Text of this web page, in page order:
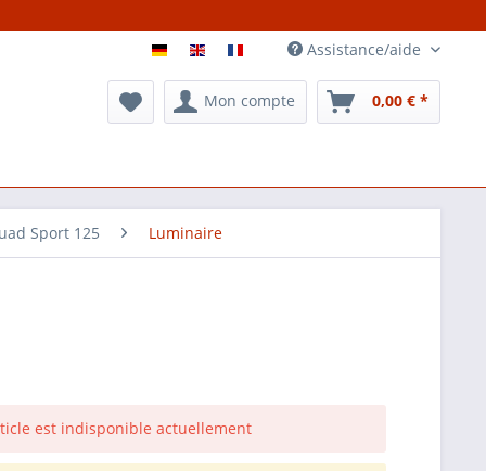
Assistance/aide
Mon compte 0,00 € *
Sport 125 Luminaire
est indisponible actuellement